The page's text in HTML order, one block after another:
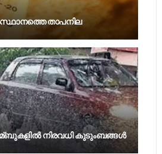
താപനില
നിരവധി കുടുംബങ്ങൾ